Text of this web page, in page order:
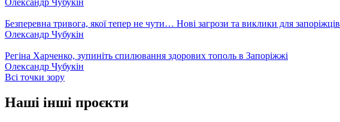
Олександр Чубукін
Безперевна тривога, якої тепер не чути… Нові загрози та виклики для запоріжців
Олександр Чубукін
Регіна Харченко, зупиніть спилювання здорових тополь в Запоріжжі
Олександр Чубукін
Всі точки зору
Наші інші проєкти